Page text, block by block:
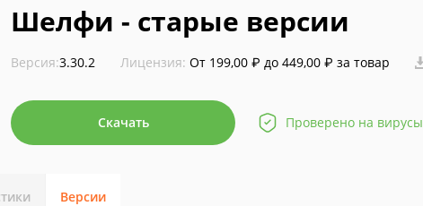
Шелфи - старые версии
Версия:3.30.2 Лицензия: От 199,00 ₽ до 449,00 ₽ за товар
Скачать Проверено на вирусы
Версии